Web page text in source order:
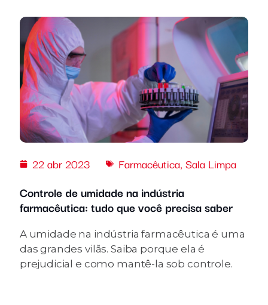
22 abr 2023 Farmacêutica, Sala Limpa
Controle de umidade na indústria
farmacêutica: tudo que você precisa saber
A umidade na indústria farmacêutica é uma
das grandes vilãs. Saiba porque ela é
prejudicial e como mantê-la sob controle.